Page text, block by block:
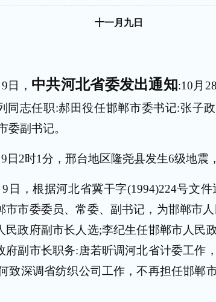
十一月九日
9 日， 中共河北省委发出通知:10 月 28
同志任职:郝田役任邯郸市委书记:张子
委副书记。
9 日 2时1分，邢台地区隆尧县发生6级地震
9 日，根据河北省冀干字(1994)224号文件
市市委委员、常委、副书记，为邯郸市
民政府副市长人选;李纪生任邯郸市人民
府副市长职务:唐若昕调河北省计委工作
致深调省纺织公司工作，不再担任邯郸